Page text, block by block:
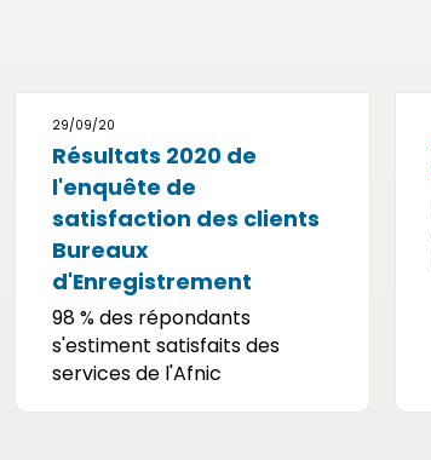
29/09/20
Résultats 2020 de
l'enquête de
satisfaction des clients
Bureaux
d'Enregistrement
98 % des répondants
s'estiment satisfaits des
services de l'Afnic